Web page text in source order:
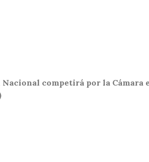
competirá por la